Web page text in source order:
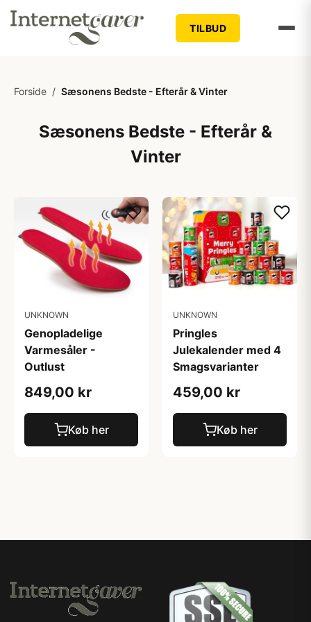
TILBUD
Forside / Sæsonens Bedste - Efterår & Vinter
Sæsonens Bedste - Efterår &
Vinter
UNKNOWN
Genopladelige
Varmesåler -
Outlust
849,00 kr
Køb her
UNKNOWN
Pringles
Julekalender med 4
Smagsvarianter
459,00 kr
Køb her